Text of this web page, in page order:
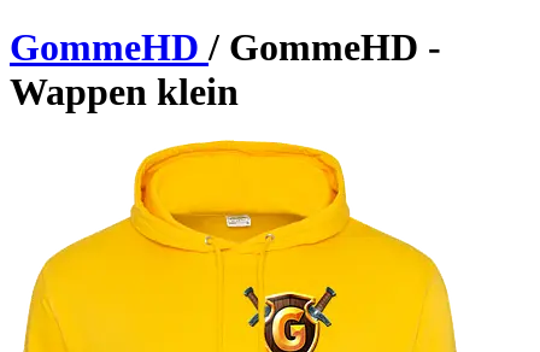
GommeHD / GommeHD -
Wappen klein